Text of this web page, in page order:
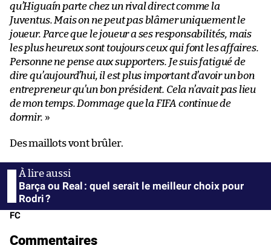
qu’Higuaín parte chez un rival direct comme la
Juventus. Mais on ne peut pas blâmer uniquement le
joueur. Parce que le joueur a ses responsabilités, mais
les plus heureux sont toujours ceux qui font les affaires.
Personne ne pense aux supporters. Je suis fatigué de
dire qu’aujourd’hui, il est plus important d’avoir un bon
entrepreneur qu’un bon président. Cela n’avait pas lieu
de mon temps. Dommage que la FIFA continue de
dormir. »
Des maillots vont brûler.
Barça ou Real : quel serait le meilleur choix pour
Rodri ?
FC
Commentaires